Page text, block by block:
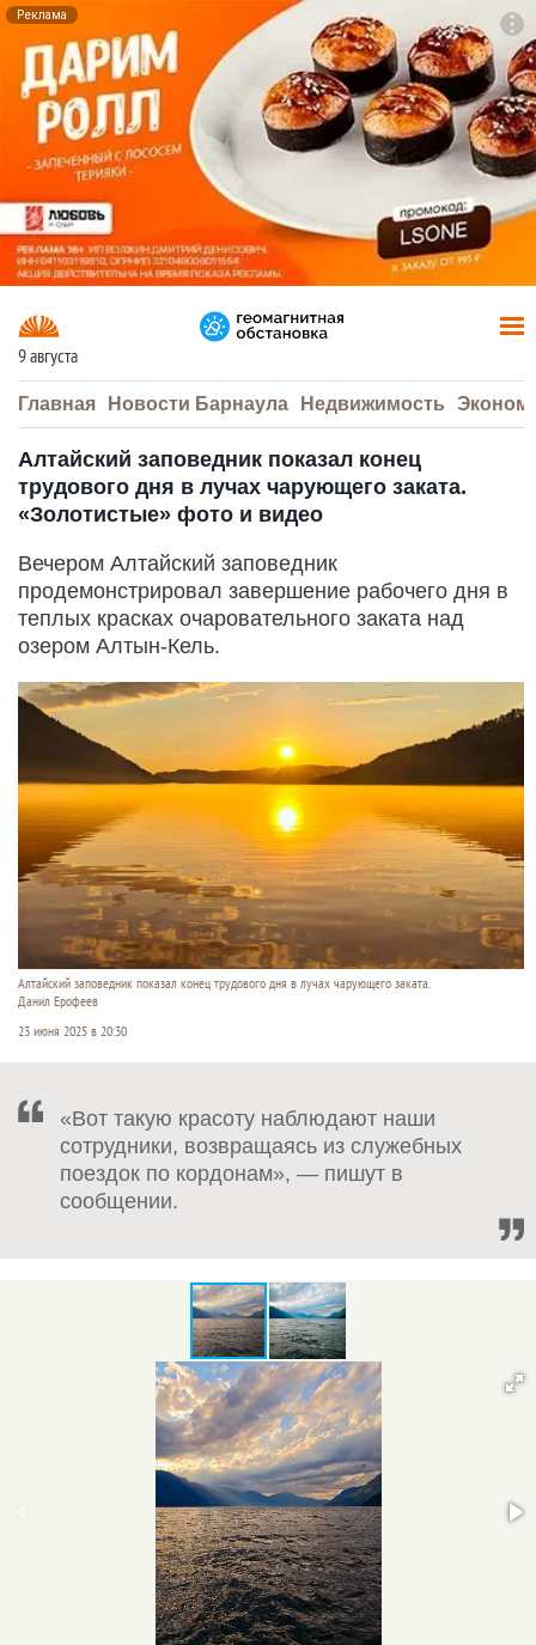
Реклама
9 августа
Главная Новости Барнаула Недвижимость
Алтайский заповедник показал конец
трудового дня в лучах чарующего заката.
«Золотистые» фото и видео
Вечером Алтайский заповедник
продемонстрировал завершение рабочего дня в
теплых красках очаровательного заката над
озером Алтын-Кель.
Алтайский заповедник показал конец трудового дня в лучах чарующего заката.
Данил Ерофеев
23 июня 2025 в 20:30
«Вот такую красоту наблюдают наши
сотрудники, возвращаясь из служебных
поездок по кордонам», — пишут в
сообщении.